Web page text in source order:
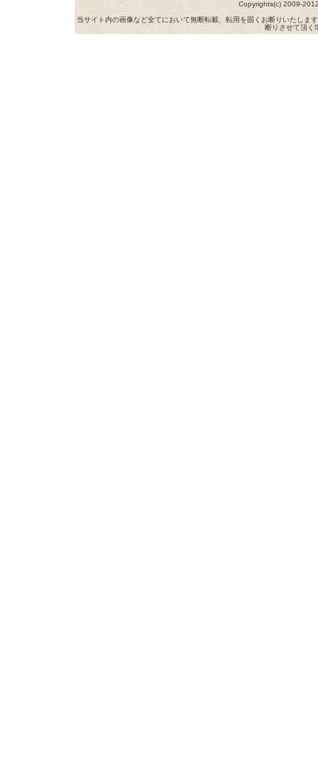
Copyrights(c) 2009-
当サイト内の画像など全てにおいて無断転載、転用を固くお断りいたしま
断りさせて頂く